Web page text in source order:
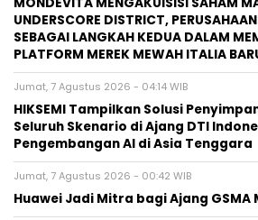
UNDERSCORE DISTRICT,
SEBAGAI LANGKAH KEDUA DALAM
PLATFORM MEREK MEWAH ITALIA
Jumat, 7 Agustus 2026 - 04:14 WIB
HIKSEMI Tampilkan Solusi
Seluruh Skenario di Ajang DTI
Pengembangan AI di Asia Tenggara
Jumat, 7 Agustus 2026 - 00:42 WIB
Huawei Jadi Mitra bagi Ajang GSMA